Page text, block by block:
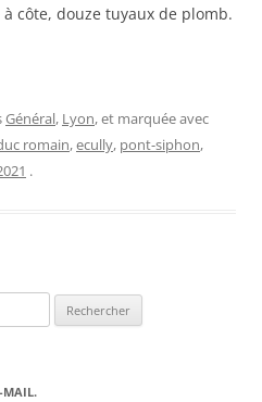
côte, douze tuyaux de plomb.
Général, Lyon, et marquée avec
romain,ecully, pont-siphon,
.
MAIL.